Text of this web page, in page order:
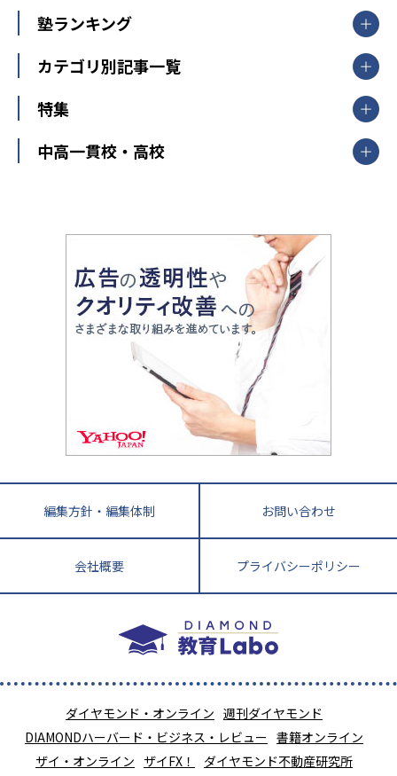
関東
東京都
神奈川県
茨城県
栃木県
群馬県
新潟県
中部
愛知県
静岡県
長野県
大阪府
兵庫県 京都府 奈良県
和歌山県
鳥取県
島根県 岡山県 広島県
香川県
高知県
長崎県 熊本県
鹿児島県 沖縄県
東京個別指導学院
明光義塾
個別教室のトライ
武田塾
個別指導
オンライン指導
塾ランキング
中学受験ランキング
カテゴリ別記事一覧
中学受験
大学受験
教育全般
大学受験塾の選び方
中学受験に熱心な市区町村ランキング
小学校受験
家庭教師
特集
開成番長直伝！子どもの受験を成功させる方法
運動と遊びを考える
情報Ⅰ、数学が苦手な人注目！最短距離の学力
アップ法
悩み多き「大学受験」相談室
英語・英会話・英検対策
小学校教師が解説！中学受験のリアル
教育ジャーナリストが徹底解説！ 大学受験の羅
中高一貫校・高校
大学入試改革
ママテクエグザム
進化する中高一貫校・高校
編集方針・編集体制 お問い合わせ
会社概要 プライバシーポリシー
ダイヤモンド・オンライン 週刊ダイヤモンド
DIAMONDハーバード・ビジネス・レビュー 書籍オンライン
ザイ・オンライン ザイFX！ ダイヤモンド不動産研究所